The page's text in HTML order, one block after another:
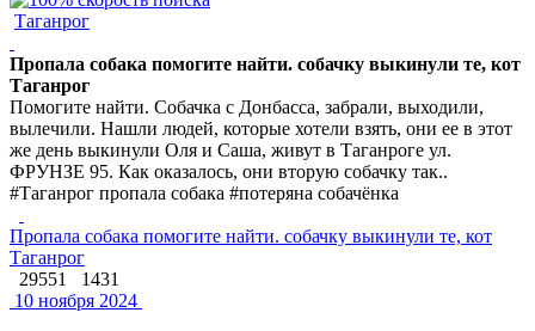
Таганрог
Пропала собака помогите найти. собачку выкинули те, кот
Таганрог
Помогите найти. Собачка с Донбасса, забрали, выходили,
вылечили. Нашли людей, которые хотели взять, они ее в этот
же день выкинули Оля и Саша, живут в Таганроге ул.
ФРУНЗЕ 95. Как оказалось, они вторую собачку так..
#Таганрог пропала собака #потеряна собачёнка
Пропала собака помогите найти. собачку выкинули те, кот
Таганрог
29551
1431
10 ноября 2024